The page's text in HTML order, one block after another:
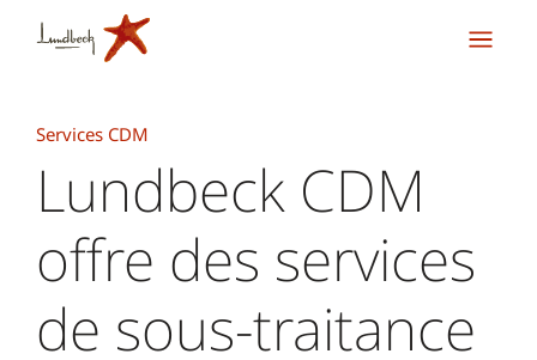
Services CDM
Lundbeck CDM
offre des services
de sous-traitance